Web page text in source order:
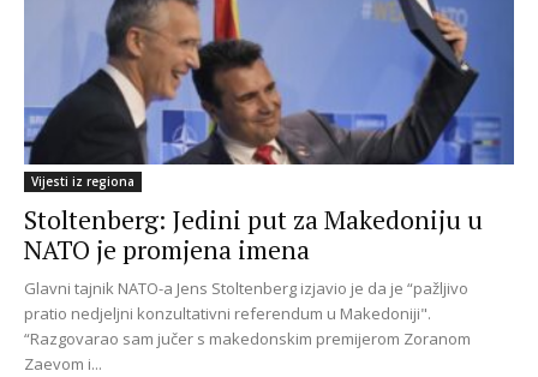
Vijesti iz regiona
Stoltenberg: Jedini put za Makedoniju u
NATO je promjena imena
Glavni tajnik NATO-a Jens Stoltenberg izjavio je da je “pažljivo
pratio nedjeljni konzultativni referendum u Makedoniji".
“Razgovarao sam jučer s makedonskim premijerom Zoranom
Zaevom i...